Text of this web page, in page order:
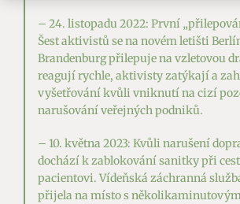
– 24. listopadu 2022: První
Šest aktivistů se na novém letišti
Brandenburg přilepuje na vzletovou
reagují rychle, aktivisty zatýkají a
vyšetřování kvůli vniknutí na cizí
narušování veřejných podniků.
– 10. května 2023: Kvůli narušení
dochází k zablokování sanitky při
pacientovi. Vídeňská záchranná
přijela na místo s